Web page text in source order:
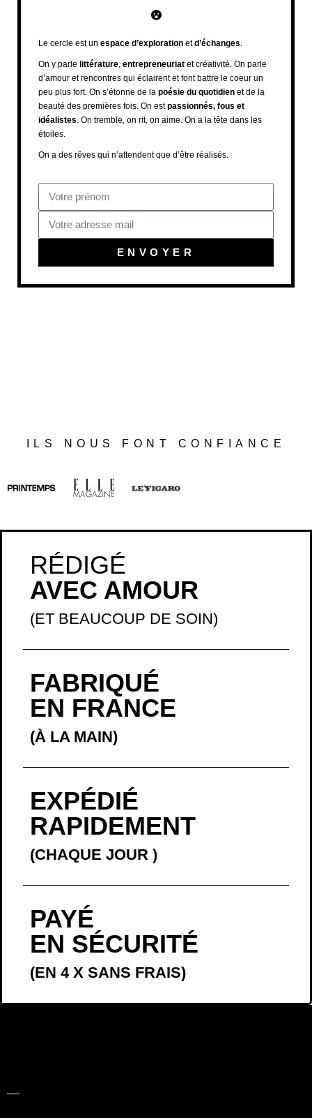
Le cercle est un espace d’exploration etd’échanges.
On y parle littérature, entrepreneuriat et créativité. On parle
d’amour et rencontres qui éclairent et font battre le coeur un
peu plus fort. On s’étonne de la poésie du quotidien et de la
beauté des premières fois. On estpassionnés, fous et
idéalistes. On tremble, on rit, on aime. On a la tête dans les
étoiles.
On a des rêves qui n’attendent que d’être réalisés.
ENVOYER
ILS NOUS FONT CONFIANCE
RÉDIGÉ
AVEC AMOUR
(ET BEAUCOUP DE SOIN)
FABRIQUÉ
EN FRANCE
(À LA MAIN)
EXPÉDIÉ
RAPIDEMENT
(CHAQUE JOUR )
PAYÉ
EN SÉCURITÉ
(EN 4 X SANS FRAIS)